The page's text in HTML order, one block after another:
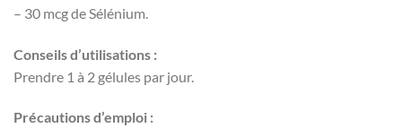
– 30 mcg de Sélénium.
Conseils d’utilisations :
Prendre 1 à 2 gélules par jour.
Précautions d’emploi :